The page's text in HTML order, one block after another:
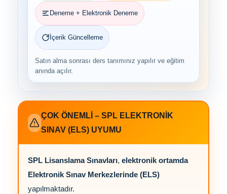
Deneme + Elektronik Deneme
İçerik Güncelleme
Satın alma sonrası ders tanımınız yapılır ve eğitim
anında açılır.
ÇOK ÖNEMLİ – SPL ELEKTRONİK
SINAV (ELS) UYUMU
SPL Lisanslama Sınavları, elektronik ortamda
Elektronik Sınav Merkezlerinde (ELS)
yapılmaktadır.